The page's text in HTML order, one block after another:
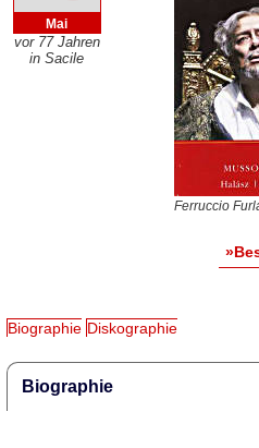
Mai
vor 77 Jahren
in Sacile
Ferruccio
Biographie Diskographie
Biographie